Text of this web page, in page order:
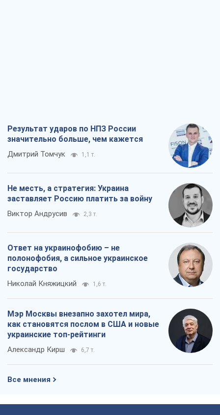
Результат ударов по НПЗ России
значительно больше, чем кажется
Дмитрий Томчук 1,1 т.
Не месть, а стратегия: Украина
заставляет Россию платить за войну
Виктор Андрусив 2,3 т.
Ответ на украинофобию – не
полонофобия, а сильное украинское
государство
Николай Княжицкий 1,6 т.
Мэр Москвы внезапно захотел мира,
как становятся послом в США и новые
украинские топ-рейтинги
Александр Кирш 6,7 т.
Все мнения